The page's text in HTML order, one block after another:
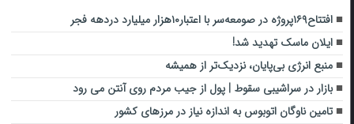
افتتاح۱۶۹پروژه در صومعه‌سر با اعتبار۱۰هزار میلیارد دردهه فجر
ایلان ماسک تهدید شد!
منبع انرژی بی‌پایان، نزدیک‌تر از همیشه
بازار در سراشیبی سقوط | پول از جیب مردم روی آنتن می رود
تامین ناوگان اتوبوس به اندازه نیاز در مرزهای کشور